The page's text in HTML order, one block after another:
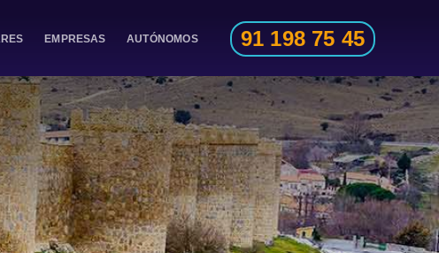
EMPRESAS AUTÓNOMOS 91 198 75 45